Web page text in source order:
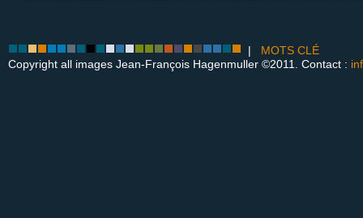
| MOTS CLÉ
Copyright all images Jean-François Hagenmuller ©2011. Contact :